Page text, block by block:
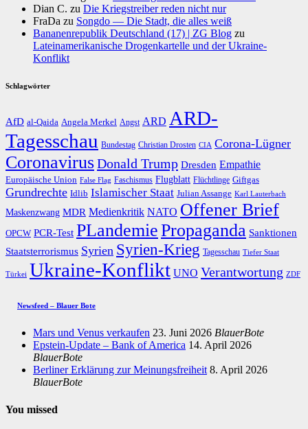
Dian C. zu Die Kriegstreiber reden nicht nur
FraDa zu Songdo — Die Stadt, die alles weiß
Bananenrepublik Deutschland (17) | ZG Blog zu
Lateinamerikanische Drogenkartelle und der Ukraine-
Konflikt
Schlagwörter
AfD al-Qaida Angela Merkel Angst ARD ARD-
Tagesschau Bundestag Christian Drosten CIA Corona-Lügner
CoronavirusDonald Trump Dresden Empathie
Europäische Union False Flag Faschismus Flugblatt Flüchtlinge Giftgas
Grundrechte Idlib Islamischer Staat Julian Assange Karl Lauterbach
Maskenzwang MDR Medienkritik NATO Offener Brief
OPCW PCR-Test PLandemiePropaganda Sanktionen
Staatsterrorismus Syrien Syrien-Krieg Tagesschau Tiefer Staat
Türkei Ukraine-Konflikt UNO Verantwortung ZDF
Newsfeed – Blauer Bote
Mars und Venus verkaufen 23. Juni 2026 BlauerBote
Epstein-Update – Bank of America 14. April 2026
BlauerBote
Berliner Erklärung zur Meinungsfreiheit 8. April 2026
BlauerBote
You missed